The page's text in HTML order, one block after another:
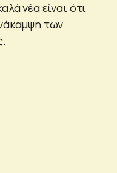
νέα είναι ότι
των